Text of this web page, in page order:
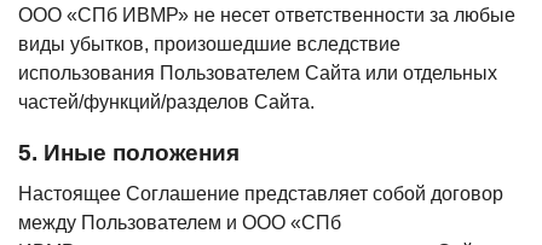
ООО «СПб ИВМР» не несет ответственности за любые
виды убытков, произошедшие вследствие
использования Пользователем Сайта или отдельных
частей/функций/разделов Сайта.
5. Иные положения
Настоящее Соглашение представляет собой договор
между Пользователем и ООО «СПб